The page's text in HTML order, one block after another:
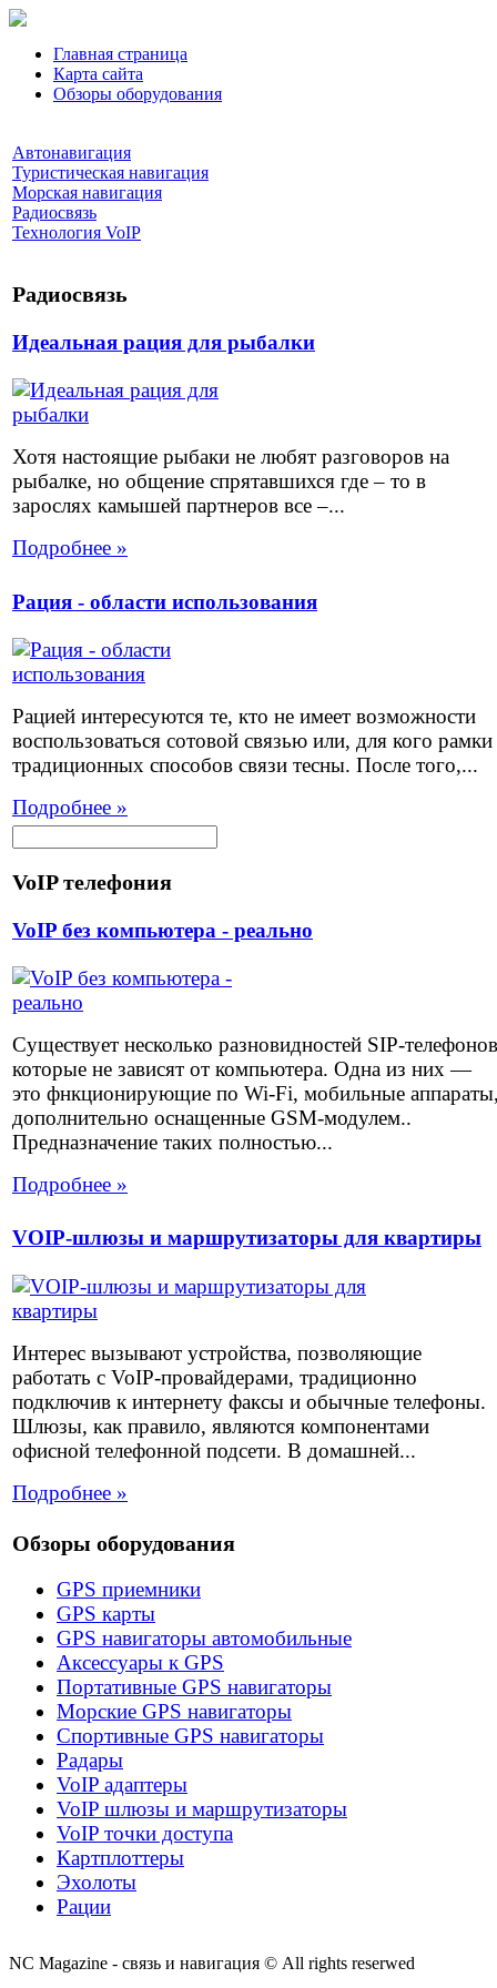
Главная страница
Карта сайта
Обзоры оборудования
Автонавигация
Туристическая навигация
Морская навигация
Радиосвязь
Технология VoIP
Радиосвязь
Идеальная рация для рыбалки
Хотя настоящие рыбаки не любят разговоров на
рыбалке, но общение спрятавшихся где – то в
зарослях камышей партнеров все –...
Подробнее »
Рация - области использования
Рацией интересуются те, кто не имеет возможности
воспользоваться сотовой связью или, для кого рамки
традиционных способов связи тесны. После того,...
Подробнее »
VoIP телефония
VoIP без компьютера - реально
Существует несколько разновидностей SIP-телефонов
которые не зависят от компьютера. Одна из них —
это фнкционирующие по Wi-Fi, мобильные
дополнительно оснащенные GSM-модулем..
Предназначение таких полностью...
Подробнее »
VOIP-шлюзы и маршрутизаторы для квартиры
Интерес вызывают устройства, позволяющие
работать с VoIP-провайдерами, традиционно
подключив к интернету факсы и обычные телефоны.
Шлюзы, как правило, являются компонентами
офисной телефонной подсети. В домашней...
Подробнее »
Обзоры оборудования
GPS приемники
GPS карты
GPS навигаторы автомобильные
Аксессуары к GPS
Портативные GPS навигаторы
Морские GPS навигаторы
Спортивные GPS навигаторы
Радары
VoIP адаптеры
VoIP шлюзы и маршрутизаторы
VoIP точки доступа
Картплоттеры
Эхолоты
Рации
NC Magazine - связь и навигация © All rights reserwed